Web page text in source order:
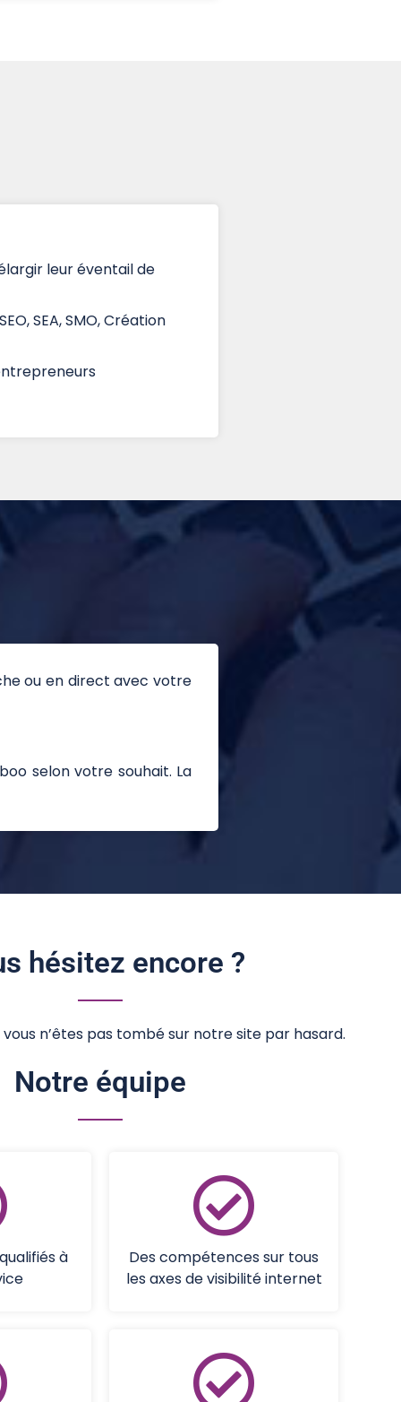
leur éventail de
SEA, SMO, Création
ou en direct avec votre
selon votre souhait. La
hésitez encore ?
n’êtes pas tombé sur notre site par hasard.
Notre équipe
à
Des compétences sur tous
les axes de visibilité internet